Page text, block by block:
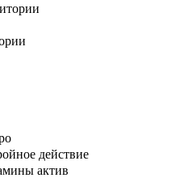
действие
актив